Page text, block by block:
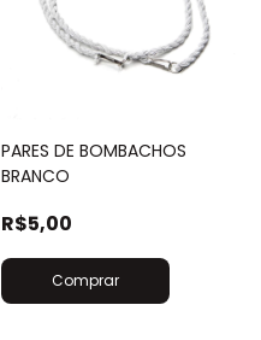
PARES DE BOMBACHOS
BRANCO
R$5,00